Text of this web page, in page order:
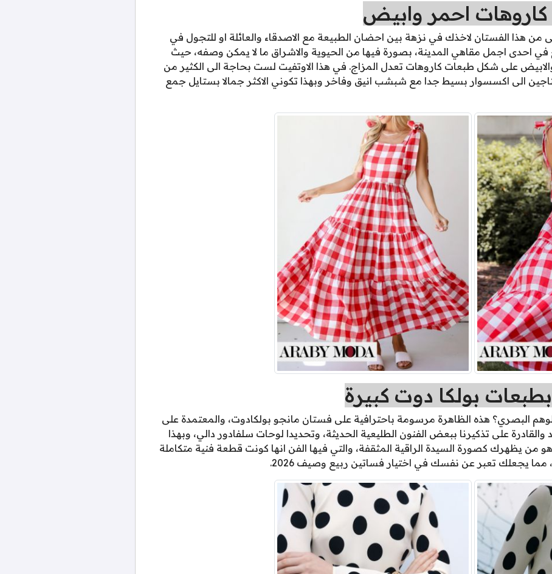
احمر وابيض
هذا الفستان لاخذك في نزهة بين احضان الطبيعة مع الاصدقاء والعائلة او للتجول في
في احدى اجمل مقاهي المدينة، بصورة فيها من الحيوية والاشراق ما لا يمكن وصفه، حيث
والابيض على شكل طبعات كاروهات تعدل المزاج. في هذا الاوتفيت لست بحاجة الى الكثير من
الى اكسسوار بسيط جدا مع شبشب انيق وفاخر وبهذا تكوني الاكثر جمالا بستايل جمع
بولكا دوت كبيرة
البصري؟ هذه الظاهرة مرسومة باحترافية على فستان مانجو بولكادوت، والمعتمدة على
والقادرة على تذكيرنا ببعض الفنون الطليعية الحديثة، وتحديدا لوحات سلفادور دالي، وبهذا
من يظهرك كصورة السيدة الراقية المثقفة، والتي فيها الفن انها كونت قطعة فنية متكاملة
مما يجعلك تعبر عن نفسك في اختيار فساتين ربيع وصيف 2026.